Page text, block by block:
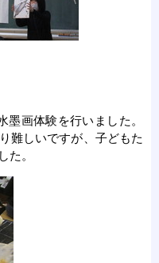
画体験を行いました。
難しいですが、子どもた
た。